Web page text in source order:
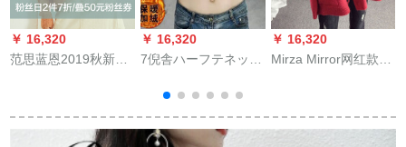
￥ 16,320
范思蓝恩2019秋新着
シーVネストをしてい
ます。怠け者风の上
￥ 16,320
7倪舎ハーフテネット
のボアの長袖カバヘ
ッド2019新着品保温
内着底厚裏ボア黄色
￥ 16,320
Mirza Mirror网红款セ
风仙的ニコ着回しゆ